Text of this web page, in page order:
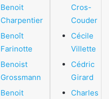
Benoit
Charpentier
Benoît
Farinotte
Benoist
Grossmann
Benoit
Cros-
Couder
Cécile
Villette
Cédric
Girard
Charles